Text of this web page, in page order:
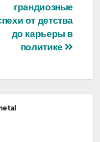
грандиозные
от детства
до карьеры в
политике